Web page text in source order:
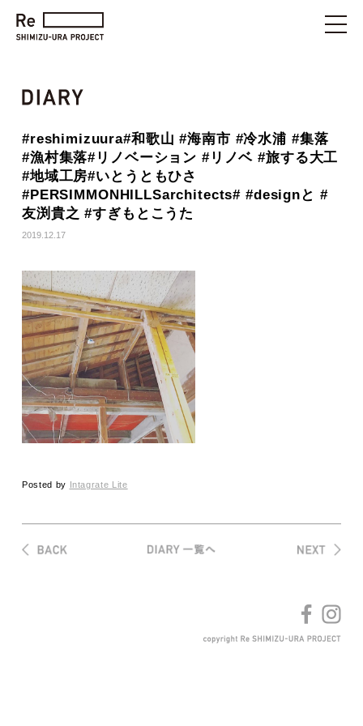
#reshimizuura#和歌山 #海南市 #冷水浦 #集落
#漁村集落#リノベーション #リノベ #旅する大工
#地域工房#いとうともひさ
#PERSIMMONHILLSarchitects# #designと #
友渕貴之 #すぎもとこうた
2019.12.17
Posted by Intagrate Lite